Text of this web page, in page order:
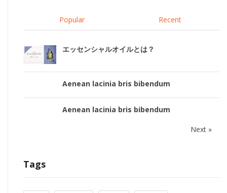
Popular Recent
エッセンシャルオイルとは？
Aenean lacinia bris bibendum
Aenean lacinia bris bibendum
Next »
Tags